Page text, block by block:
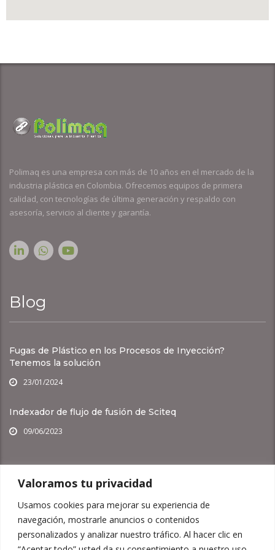
Valoramos tu privacidad
Usamos cookies para mejorar su experiencia de
navegación, mostrarle anuncios o contenidos
personalizados y analizar nuestro tráfico. Al hacer clic en
Polimaq es una empresa con más de 10 años en el mercado de la
industria plástica en Colombia. Ofrecemos equipos de primera
calidad, con tecnologías de última generación y respaldo con
asesoría, servicio al cliente y garantía.
Blog
Fugas de Plástico en los Procesos de Inyección?
Tenemos la solución
23/01/2024
Indexador de flujo de fusión de Sciteq
09/06/2023
Otros Links
Sobre Polimaq